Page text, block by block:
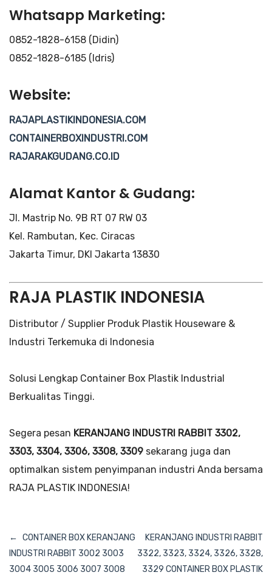
Whatsapp Marketing:
0852-1828-6158 (Didin)
0852-1828-6185 (Idris)
Website:
RAJAPLASTIKINDONESIA.COM
CONTAINERBOXINDUSTRI.COM
RAJARAKGUDANG.CO.ID
Alamat Kantor & Gudang:
Jl. Mastrip No. 9B RT 07 RW 03
Kel. Rambutan, Kec. Ciracas
Jakarta Timur, DKI Jakarta 13830
RAJA PLASTIK INDONESIA
Distributor / Supplier Produk Plastik Houseware &
Industri Terkemuka di Indonesia
Solusi Lengkap Container Box Plastik Industrial
Berkualitas Tinggi.
Segera pesan KERANJANG INDUSTRI RABBIT 3302,
3303, 3304, 3306, 3308, 3309 sekarang juga dan
optimalkan sistem penyimpanan industri Anda bersama
RAJA PLASTIK INDONESIA!
Navigasi
pos
CONTAINER BOX KERANJANG
INDUSTRI RABBIT 3002 3003
3004 3005 3006 3007 3008
KERANJANG INDUSTRI RABBIT
3322, 3323, 3324, 3326, 3328,
3329 CONTAINER BOX PLASTIK